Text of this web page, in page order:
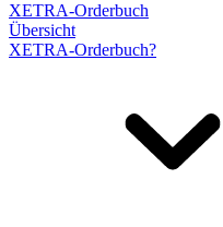
XETRA-Orderbuch
Übersicht
XETRA-Orderbuch?